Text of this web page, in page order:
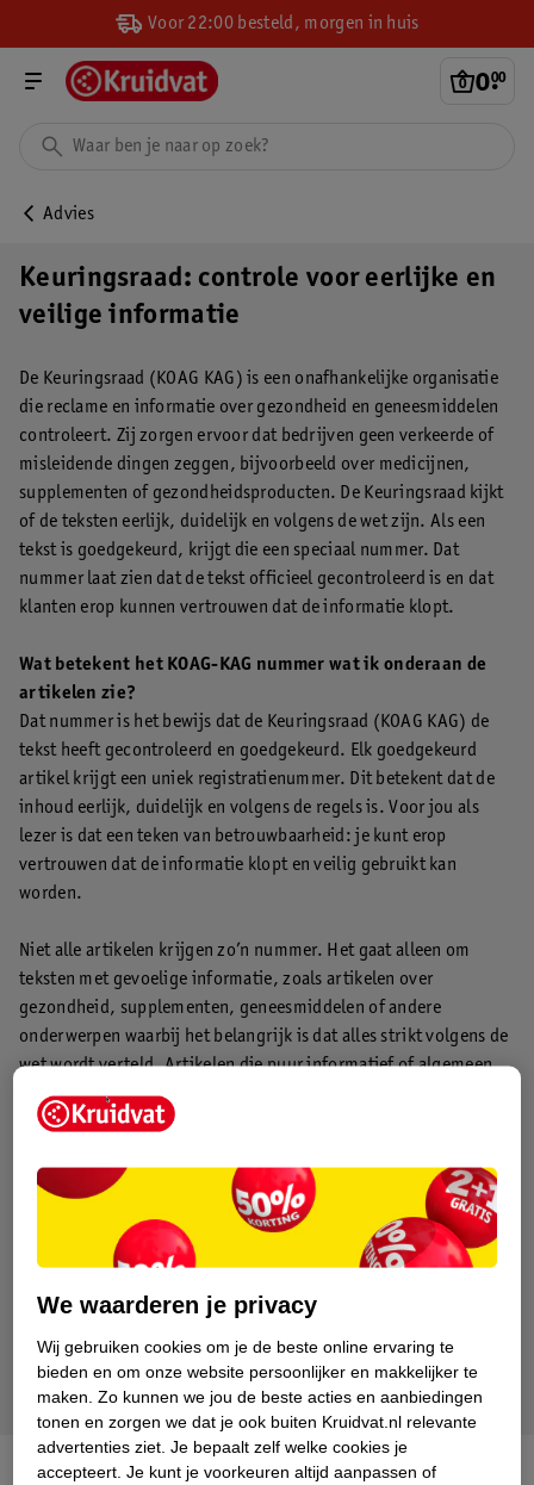
Voor 22:00 besteld, morgen in huis
0.
00
Advies
Keuringsraad: controle voor eerlijke en
veilige informatie
De Keuringsraad (KOAG KAG) is een onafhankelijke organisatie
die reclame en informatie over gezondheid en geneesmiddelen
controleert. Zij zorgen ervoor dat bedrijven geen verkeerde of
misleidende dingen zeggen, bijvoorbeeld over medicijnen,
supplementen of gezondheidsproducten. De Keuringsraad kijkt
of de teksten eerlijk, duidelijk en volgens de wet zijn. Als een
tekst is goedgekeurd, krijgt die een speciaal nummer. Dat
nummer laat zien dat de tekst officieel gecontroleerd is en dat
klanten erop kunnen vertrouwen dat de informatie klopt.
Wat betekent het KOAG-KAG nummer wat ik onderaan de
artikelen zie?
Dat nummer is het bewijs dat de Keuringsraad (KOAG KAG) de
tekst heeft gecontroleerd en goedgekeurd. Elk goedgekeurd
artikel krijgt een uniek registratienummer. Dit betekent dat de
inhoud eerlijk, duidelijk en volgens de regels is. Voor jou als
lezer is dat een teken van betrouwbaarheid: je kunt erop
vertrouwen dat de informatie klopt en veilig gebruikt kan
worden.
Niet alle artikelen krijgen zo’n nummer. Het gaat alleen om
teksten met gevoelige informatie, zoals artikelen over
gezondheid, supplementen, geneesmiddelen of andere
onderwerpen waarbij het belangrijk is dat alles strikt volgens de
wet wordt verteld. Artikelen die puur informatief of algemeen
zijn, hebben dit nummer meestal niet nodig.
De Keuringsraad (KOAG KAG) werkt samen met andere
organisaties, zoals de NVWA en het CBD. De NVWA (Nederlandse
Voedsel- en Warenautoriteit) is de officiële toezichthouder van
de overheid. Zij controleren of bedrijven zich aan de wet
houden. Het CBD (Centraal Bureau Drogisterijbedrijven) is de
brancheorganisatie van drogisterijen. De Keuringsraad zorgt er
dus voor dat teksten en reclame eerst worden gecontroleerd en
goedgekeurd. Daarna kan de NVWA handhaven als er toch regels
worden overtreden. Het CBD helpt zijn leden om die regels goed
toe te passen. Zo werken deze organisaties samen om klanten
betrouwbare en veilige informatie te geven.
We waarderen je privacy
Wij gebruiken cookies om je de beste online ervaring te
bieden en om onze website persoonlijker en makkelijker te
maken. Zo kunnen we jou de beste acties en aanbiedingen
tonen en zorgen we dat je ook buiten Kruidvat.nl relevante
advertenties ziet. Je bepaalt zelf welke cookies je
accepteert. Je kunt je voorkeuren altijd aanpassen of